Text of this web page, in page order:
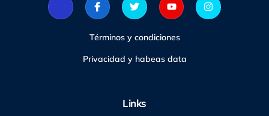
Términos y condiciones
Privacidad y habeas data
Links